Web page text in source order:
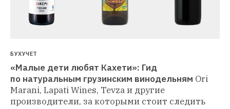
БУХУЧЕТ
«Малые дети любят Кахети»: Гид
по натуральным грузинским винодельням Ori
Marani, Lapati Wines, Tevza и другие
производители, за которыми стоит следить